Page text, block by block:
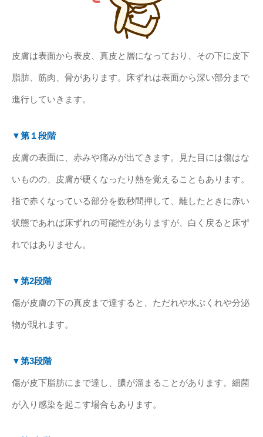
皮膚は表面から表皮、真皮と層になっており、その下に皮下
脂肪、筋肉、骨があります。床ずれは表面から深い部分まで
進行していきます。
▼第１段階
皮膚の表面に、赤みや痛みが出てきます。見た目には傷はな
いものの、皮膚が硬くなったり熱を覚えることもあります。
指で赤くなっている部分を数秒間押して、離したときに赤い
状態であれば床ずれの可能性がありますが、白く戻ると床ず
れではありません。
▼第2段階
傷が皮膚の下の真皮まで達すると、ただれや水ぶくれや分泌
物が現れます。
▼第3段階
傷が皮下脂肪にまで達し、膿が溜まることがあります。細菌
が入り感染を起こす場合もあります。